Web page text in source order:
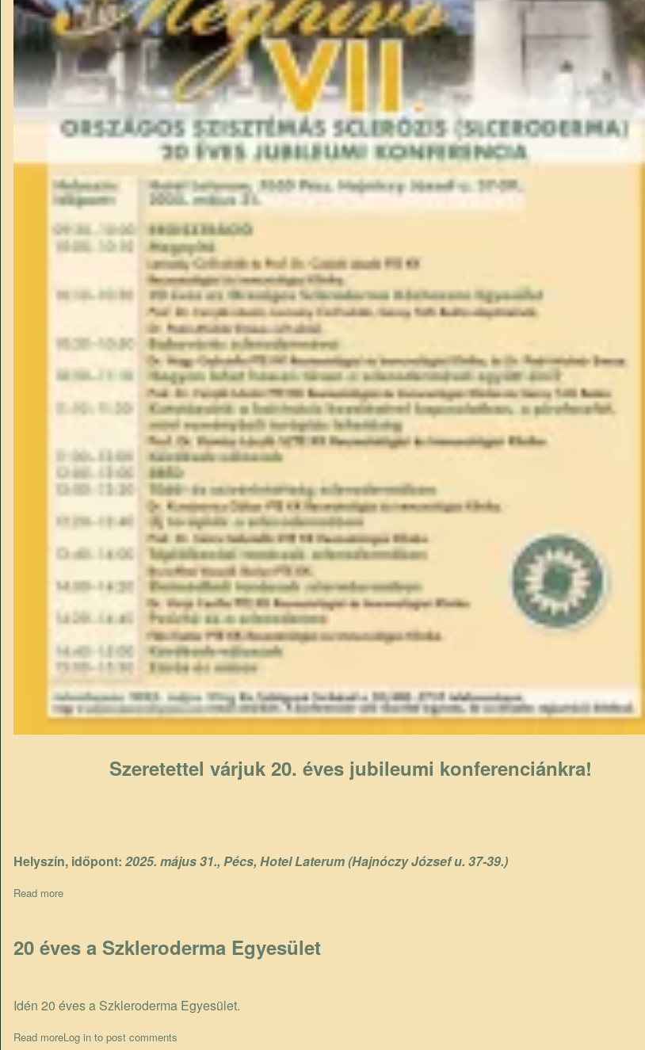
Szeretettel várjuk 20. éves jubileumi konferenciánkra!
Helyszín, időpont: 2025. május 31., Pécs, Hotel Laterum (Hajnóczy József u. 37-39.)
Read more
20 éves a Szkleroderma Egyesület
Idén 20 éves a Szkleroderma Egyesület.
Read moreabout 20 éves a Szkleroderma Egyesület
Log in to post comments